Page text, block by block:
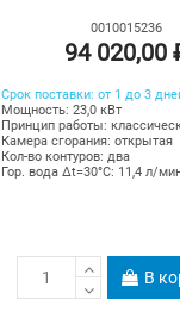
0010015236
94 020,00
Срок поставки: от 1 до 3
Мощность: 23,0 кВт
Принцип работы:
Камера сгорания: открытая
Кол-во контуров: два
Гор. вода Δt=30°C: 11,4 л/
В